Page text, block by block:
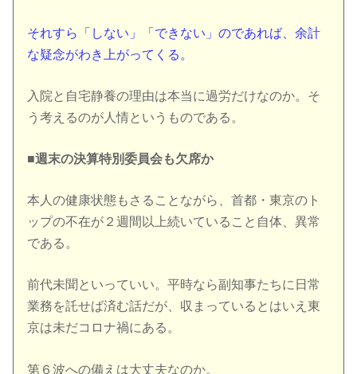
それすら「しない」「できない」のであれば、余計
な疑念がわき上がってくる。
入院と自宅静養の理由は本当に過労だけなのか。そ
う考えるのが人情というものである。
■週末の決算特別委員会も欠席か
本人の健康状態もさることながら、首都・東京のト
ップの不在が２週間以上続いていること自体、異常
である。
前代未聞といっていい。平時なら副知事たちに日常
業務を託せば済む話だが、収まっているとはいえ東
京は未だコロナ禍にある。
第６波への備えは大丈夫なのか。